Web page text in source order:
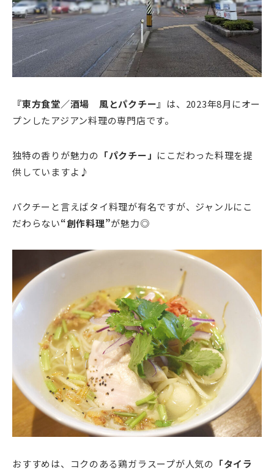
『東方食堂／酒場 風とパクチー』 は、2023年8月にオー
プンしたアジアン料理の専門店です。
独特の香りが魅力の 「パクチー」 にこだわった料理を提
供していますよ♪
パクチーと言えばタイ料理が有名ですが、ジャンルにこ
だわらない“創作料理”が魅力◎
おすすめは、コクのある鶏ガラスープが人気の 「タイラ